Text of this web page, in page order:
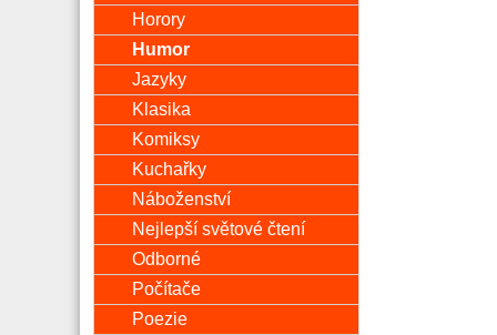
Horory
Humor
Jazyky
Klasika
Komiksy
Kuchařky
Náboženství
Nejlepší světové čtení
Odborné
Počítače
Poezie